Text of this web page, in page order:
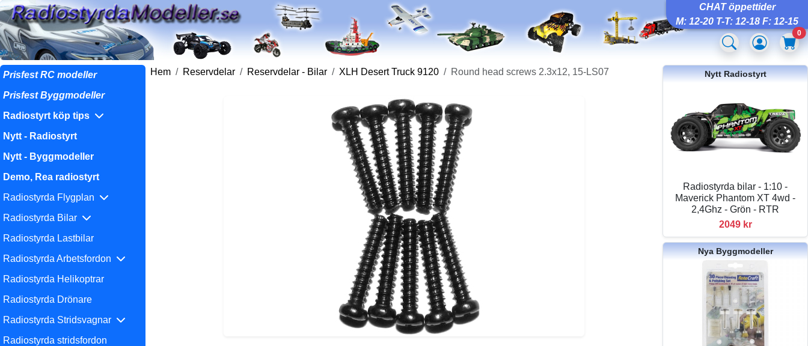
CHAT öppettider
M: 12-20 T-T: 12-18 F: 12-15
0
Prisfest RC modeller
Prisfest Byggmodeller
Radiostyrt köp tips
Nytt - Radiostyrt
Nytt - Byggmodeller
Demo, Rea radiostyrt
Radiostyrda Flygplan
Radiostyrda Bilar
Radiostyrda Lastbilar
Radiostyrda Arbetsfordon
Radiostyrda Helikoptrar
Radiostyrda Drönare
Radiostyrda Stridsvagnar
Radiostyrda stridsfordon
Hem Reservdelar Reservdelar - Bilar XLH Desert Truck 9120 Round head screws 2.3x12, 15-LS07 Nytt Radiostyrt
Radiostyrda bilar - 1:10 -
Maverick Phantom XT 4wd -
2,4Ghz - Grön - RTR
2049 kr
Nya Byggmodeller